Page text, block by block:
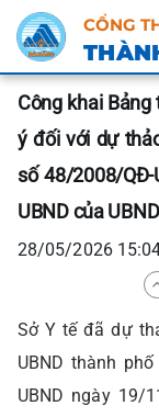
CỔNG
Công khai
ý đối với dự
số 48/2008/
UBND của
28/05/2026
Sở Y tế đã dự
UBND thành
UBND ngày 19/